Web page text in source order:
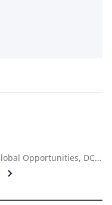
Solutions Strategist, Global Opportunities, DC & Retirement Solutions